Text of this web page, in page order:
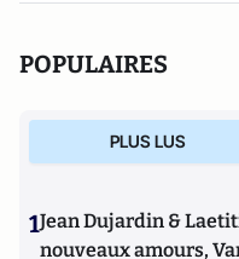
POPULAIRES
PLUS LUS
1Jean Dujardin &
nouveaux amours,